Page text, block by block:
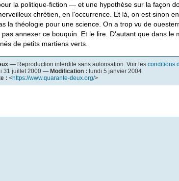
la politique-fiction — et une hypothèse sur la façon
chrétien, en l'occurrence. Et là, on est sinon
la théologie pour une science. On a trop vu de
annexer ce bouquin. Et le lire. D'autant que dans
de petits martiens verts.
— Reproduction interdite sans autorisation. Voir les conditions
31 juillet 2000 — Modification : lundi 5 janvier 2004
: <https://www.quarante-deux.org/>